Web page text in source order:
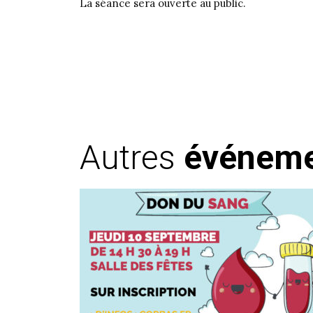
La séance sera ouverte au public.
Autres